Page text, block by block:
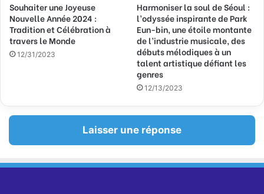
Souhaiter une Joyeuse
Nouvelle Année 2024 :
Tradition et Célébration à
travers le Monde
12/31/2023
Harmoniser la soul de Séoul :
l’odyssée inspirante de Park
Eun-bin, une étoile montante
de l’industrie musicale, des
débuts mélodiques à un
talent artistique défiant les
genres
12/13/2023
Laisser une réponse